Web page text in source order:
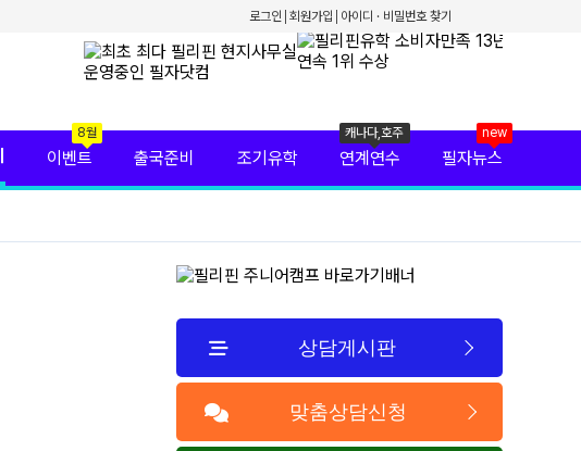
로그인 회원가입 아이디 · 비밀번호 찾기
8월
이벤트 출국준비 조기유학
캐나다,호주
연계연수
new
필자뉴스
상담게시판
맞춤상담신청